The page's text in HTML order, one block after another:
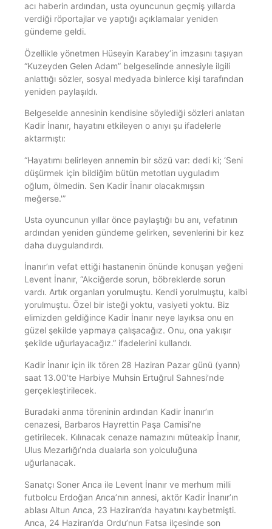
acı haberin ardından, usta oyuncunun geçmiş yıllarda
verdiği röportajlar ve yaptığı açıklamalar yeniden
gündeme geldi.
Özellikle yönetmen Hüseyin Karabey’in imzasını taşıyan
“Kuzeyden Gelen Adam” belgeselinde annesiyle ilgili
anlattığı sözler, sosyal medyada binlerce kişi tarafından
yeniden paylaşıldı.
Belgeselde annesinin kendisine söylediği sözleri anlatan
Kadir İnanır, hayatını etkileyen o anıyı şu ifadelerle
aktarmıştı:
“Hayatımı belirleyen annemin bir sözü var: dedi ki; ‘Seni
düşürmek için bildiğim bütün metotları uyguladım
oğlum, ölmedin. Sen Kadir İnanır olacakmışsın
meğerse.'”
Usta oyuncunun yıllar önce paylaştığı bu anı, vefatının
ardından yeniden gündeme gelirken, sevenlerini bir kez
daha duygulandırdı.
İnanır’ın vefat ettiği hastanenin önünde konuşan yeğeni
Levent İnanır, “Akciğerde sorun, böbreklerde sorun
vardı. Artık organları yorulmuştu. Kendi yorulmuştu, kalbi
yorulmuştu. Özel bir isteği yoktu, vasiyeti yoktu. Biz
elimizden geldiğince Kadir İnanır neye layıksa onu en
güzel şekilde yapmaya çalışacağız. Onu, ona yakışır
şekilde uğurlayacağız.” ifadelerini kullandı.
Kadir İnanır için ilk tören 28 Haziran Pazar günü (yarın)
saat 13.00’te Harbiye Muhsin Ertuğrul Sahnesi’nde
gerçekleştirilecek.
Buradaki anma töreninin ardından Kadir İnanır’ın
cenazesi, Barbaros Hayrettin Paşa Camisi’ne
getirilecek. Kılınacak cenaze namazını müteakip İnanır,
Ulus Mezarlığı’nda dualarla son yolculuğuna
uğurlanacak.
Sanatçı Soner Arıca ile Levent İnanır ve merhum milli
futbolcu Erdoğan Arıca’nın annesi, aktör Kadir İnanır’ın
ablası Altun Arıca, 23 Haziran’da hayatını kaybetmişti.
Arıca, 24 Haziran’da Ordu’nun Fatsa ilçesinde son